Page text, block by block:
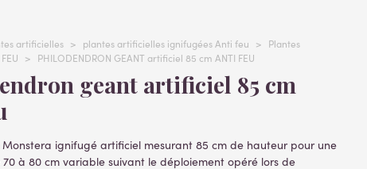
artificielles > plantes artificielles ignifugées Anti feu >
Plantes
> PHILODENDRON GEANT artificiel 85 cm ANTI FEU
ignifugé artificiel mesurant 85 cm de hauteur pour une
à 80 cm variable suivant le déploiement opéré lors de